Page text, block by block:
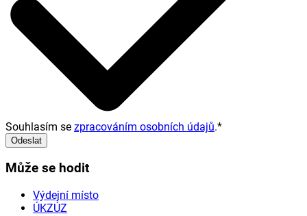
Souhlasím se zpracováním osobních údajů.*
Odeslat
Může se hodit
Výdejní místo
ÚKZÚZ